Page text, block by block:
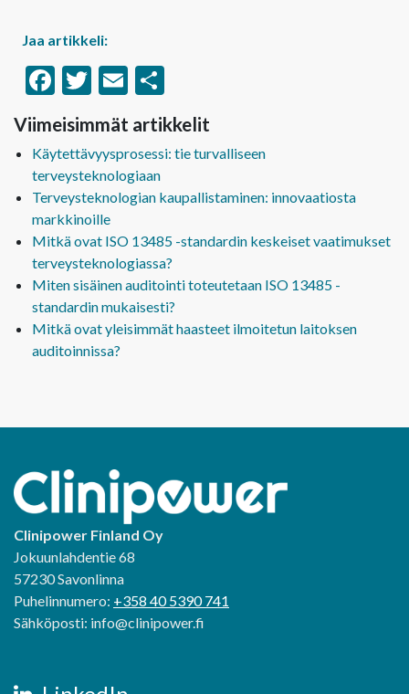
Jaa artikkeli:
Facebook
Twitter
Email
Viimeisimmät artikkelit
Käytettävyysprosessi: tie turvalliseen
terveysteknologiaan
Terveysteknologian kaupallistaminen: innovaatiosta
markkinoille
Mitkä ovat ISO 13485 -standardin keskeiset vaatimukset
terveysteknologiassa?
Miten sisäinen auditointi toteutetaan ISO 13485 -
standardin mukaisesti?
Mitkä ovat yleisimmät haasteet ilmoitetun laitoksen
auditoinnissa?
Clinipower Finland Oy
Jokuunlahdentie 68
57230 Savonlinna
Puhelinnumero: +358 40 5390 741
Sähköposti: info@clinipower.fi